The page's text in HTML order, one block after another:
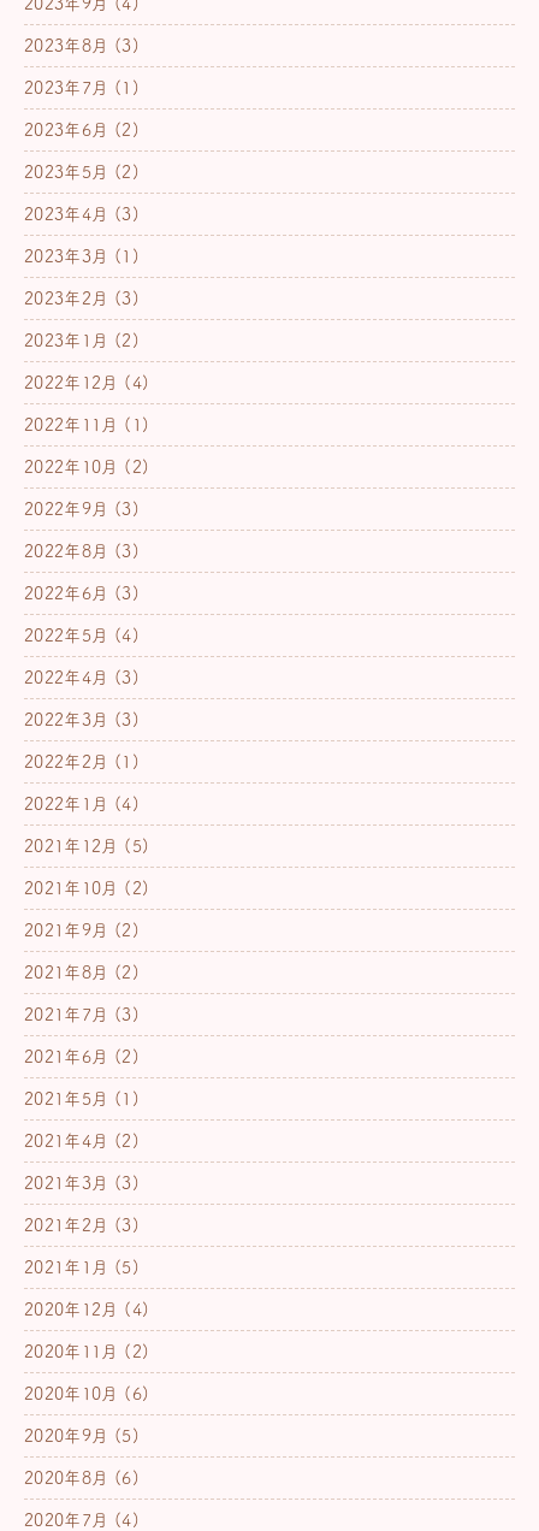
2023年9月 (4)
2023年8月 (3)
2023年7月 (1)
2023年6月 (2)
2023年5月 (2)
2023年4月 (3)
2023年3月 (1)
2023年2月 (3)
2023年1月 (2)
2022年12月 (4)
2022年11月 (1)
2022年10月 (2)
2022年9月 (3)
2022年8月 (3)
2022年6月 (3)
2022年5月 (4)
2022年4月 (3)
2022年3月 (3)
2022年2月 (1)
2022年1月 (4)
2021年12月 (5)
2021年10月 (2)
2021年9月 (2)
2021年8月 (2)
2021年7月 (3)
2021年6月 (2)
2021年5月 (1)
2021年4月 (2)
2021年3月 (3)
2021年2月 (3)
2021年1月 (5)
2020年12月 (4)
2020年11月 (2)
2020年10月 (6)
2020年9月 (5)
2020年8月 (6)
2020年7月 (4)